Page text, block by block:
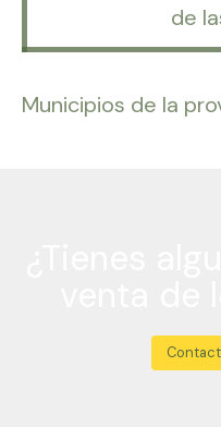
de
Municipios de la